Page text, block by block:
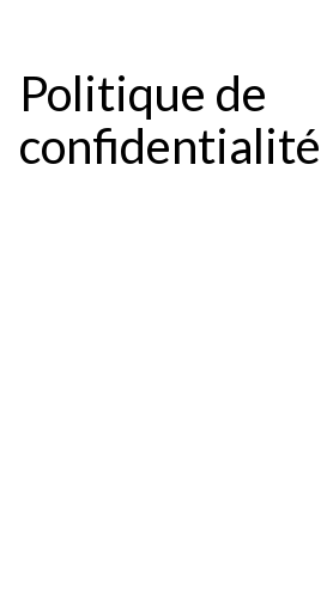
Politique de
confidentialité